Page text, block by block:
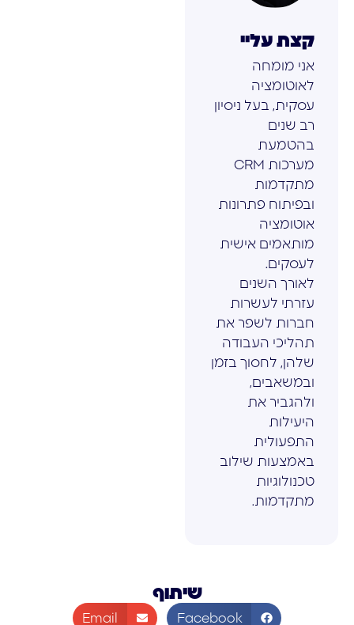
קצת עליי
אני מומחה
לאוטומציה
עסקית, בעל ניסיון
רב שנים
בהטמעת
מערכות CRM
מתקדמות
ובפיתוח פתרונות
אוטומציה
מותאמים אישית
לעסקים.
לאורך השנים
עזרתי לעשרות
חברות לשפר את
תהליכי העבודה
שלהן, לחסוך בזמן
ובמשאבים,
ולהגביר את
היעילות
התפעולית
באמצעות שילוב
טכנולוגיות
מתקדמות.
שיתוף
Facebook
Email